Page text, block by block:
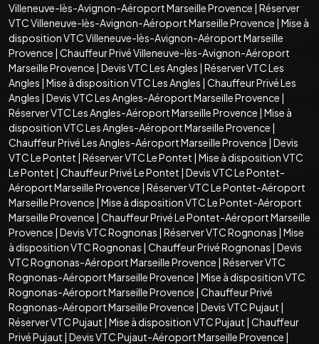
Villeneuve-lès-Avignon-Aéroport Marseille Provence | Réserver
VTC Villeneuve-lès-Avignon-Aéroport Marseille Provence | Mise à
disposition VTC Villeneuve-lès-Avignon-Aéroport Marseille
Provence | Chauffeur Privé Villeneuve-lès-Avignon-Aéroport
Marseille Provence | Devis VTC Les Angles | Réserver VTC Les
Angles | Mise à disposition VTC Les Angles | Chauffeur Privé Les
Angles | Devis VTC Les Angles-Aéroport Marseille Provence |
Réserver VTC Les Angles-Aéroport Marseille Provence | Mise à
disposition VTC Les Angles-Aéroport Marseille Provence |
Chauffeur Privé Les Angles-Aéroport Marseille Provence | Devis
VTC Le Pontet | Réserver VTC Le Pontet | Mise à disposition VTC
Le Pontet | Chauffeur Privé Le Pontet | Devis VTC Le Pontet-
Aéroport Marseille Provence | Réserver VTC Le Pontet-Aéroport
Marseille Provence | Mise à disposition VTC Le Pontet-Aéroport
Marseille Provence | Chauffeur Privé Le Pontet-Aéroport Marseille
Provence | Devis VTC Rognonas | Réserver VTC Rognonas | Mise
à disposition VTC Rognonas | Chauffeur Privé Rognonas | Devis
VTC Rognonas-Aéroport Marseille Provence | Réserver VTC
Rognonas-Aéroport Marseille Provence | Mise à disposition VTC
Rognonas-Aéroport Marseille Provence | Chauffeur Privé
Rognonas-Aéroport Marseille Provence | Devis VTC Pujaut |
Réserver VTC Pujaut | Mise à disposition VTC Pujaut | Chauffeur
Privé Pujaut | Devis VTC Pujaut-Aéroport Marseille Provence |